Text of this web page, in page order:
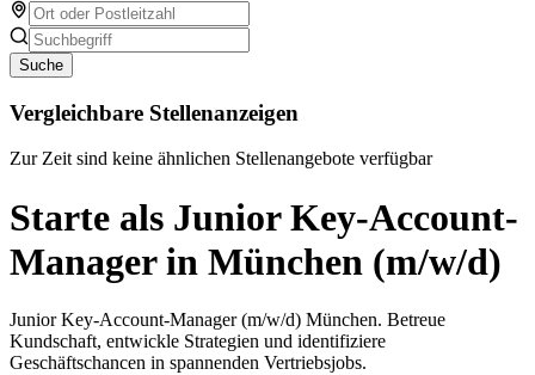
Suche
Vergleichbare Stellenanzeigen
Zur Zeit sind keine ähnlichen Stellenangebote verfügbar
Starte als Junior Key-Account-
Manager in München (m/w/d)
Junior Key-Account-Manager (m/w/d) München. Betreue
Kundschaft, entwickle Strategien und identifiziere
Geschäftschancen in spannenden Vertriebsjobs.